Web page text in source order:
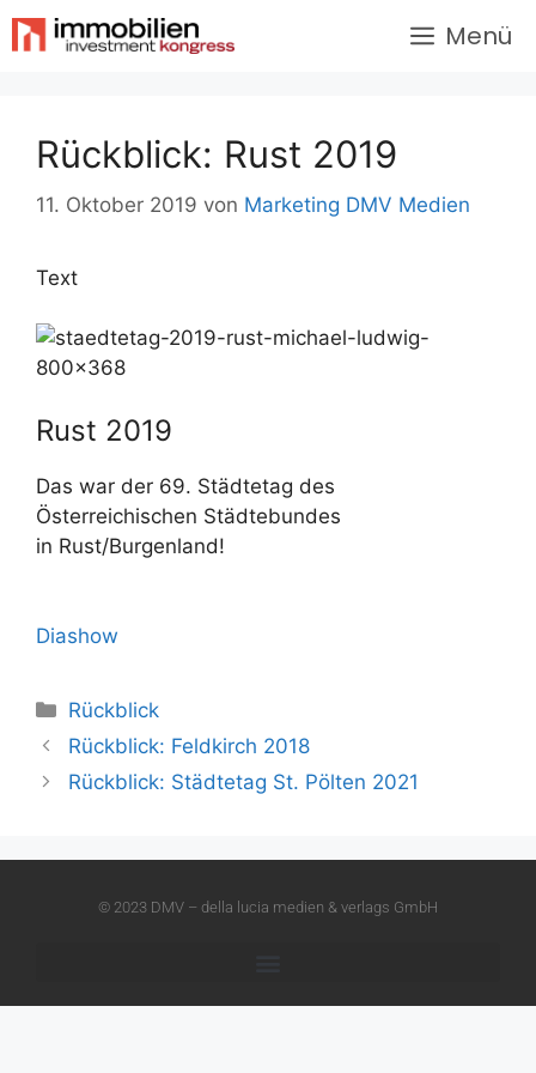
Menü
Rückblick: Rust 2019
11. Oktober 2019 von Marketing DMV Medien
Text
Rust 2019
Das war der 69. Städtetag des
Österreichischen Städtebundes
in Rust/Burgenland!
Diashow
Rückblick
Rückblick: Feldkirch 2018
Rückblick: Städtetag St. Pölten 2021
© 2023 DMV – della lucia medien & verlags GmbH